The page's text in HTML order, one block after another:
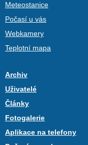
Meteostanice
Počasí u vás
Webkamery
Teplotní mapa
Archiv
Uživatelé
Články
Fotogalerie
Aplikace na telefony